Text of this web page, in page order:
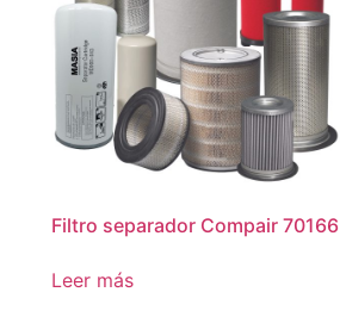
Filtro separador Compair 70166
Leer más